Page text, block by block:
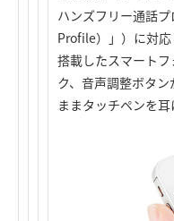
ハンズフリー通話
Profile）」）に対
搭載したスマート
ク、音声調整ボタ
ままタッチペンを耳